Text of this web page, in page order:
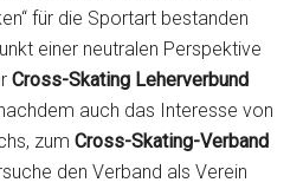
für die Sportart bestanden
einer neutralen Perspektive
Cross-Skating Leherverbund
auch das Interesse von
zumCross-Skating-Verband
den Verband als Verein